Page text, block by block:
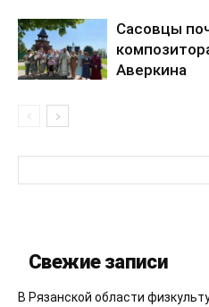
Сасовцы
Аверкина
Свежие записи
В Рязанской области